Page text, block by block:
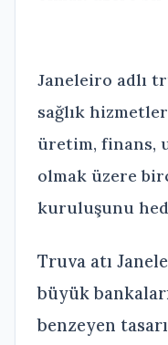
Janeleiro adlı
sağlık
üretim, finans,
olmak üzere
kuruluşunu
Truva atı
büyük
benzeyen